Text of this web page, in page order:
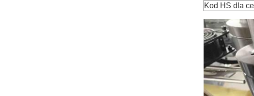
Kod HS dla